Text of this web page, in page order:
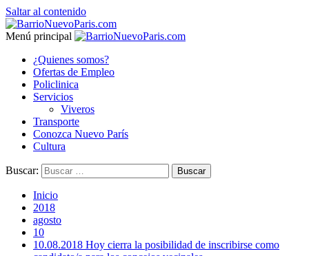
Saltar al contenido
Menú principal
¿Quienes somos?
Ofertas de Empleo
Policlinica
Servicios
Viveros
Transporte
Conozca Nuevo París
Cultura
Buscar:
Inicio
2018
agosto
10
10.08.2018 Hoy cierra la posibilidad de inscribirse como